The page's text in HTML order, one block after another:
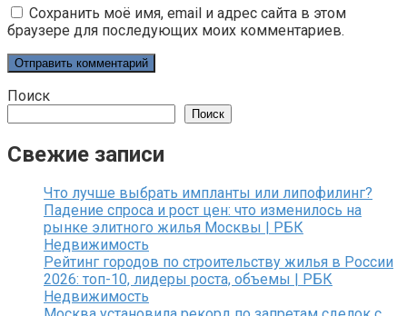
Сохранить моё имя, email и адрес сайта в этом
браузере для последующих моих комментариев.
Поиск
Поиск
Свежие записи
Что лучше выбрать импланты или липофилинг?
Падение спроса и рост цен: что изменилось на
рынке элитного жилья Москвы | РБК
Недвижимость
Рейтинг городов по строительству жилья в России
2026: топ-10, лидеры роста, объемы | РБК
Недвижимость